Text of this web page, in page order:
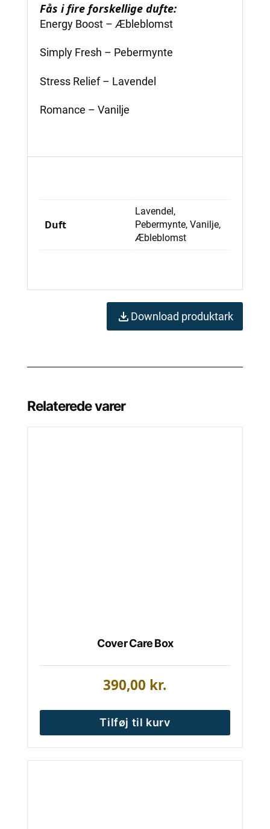
Fås i fire forskellige dufte:
Energy Boost – Æbleblomst
Simply Fresh – Pebermynte
Stress Relief – Lavendel
Romance – Vanilje
Duft
Lavendel,
Pebermynte, Vanilje,
Æbleblomst
Download produktark
Relaterede varer
Cover Care Box
390,00 kr.
Tilføj til kurv